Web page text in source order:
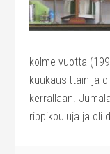
kolme vuotta
kuukausittain ja
kerrallaan.
rippikouluja ja oli